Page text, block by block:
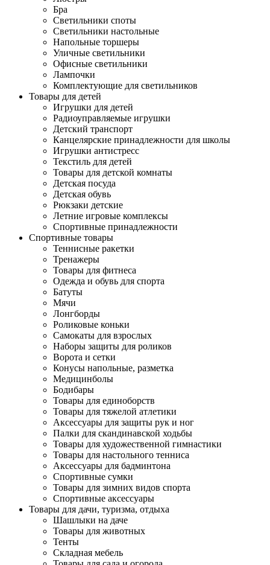
Бра
Светильники споты
Светильники настольные
Напольные торшеры
Уличные светильники
Офисные светильники
Лампочки
Комплектующие для светильников
Товары для детей
Игрушки для детей
Радиоуправляемые игрушки
Детский транспорт
Канцелярские принадлежности для школы
Игрушки антистресс
Текстиль для детей
Товары для детской комнаты
Детская посуда
Детская обувь
Рюкзаки детские
Летние игровые комплексы
Спортивные принадлежности
Спортивные товары
Теннисные ракетки
Тренажеры
Товары для фитнеса
Одежда и обувь для спорта
Батуты
Мячи
Лонгборды
Роликовые коньки
Самокаты для взрослых
Наборы защиты для роликов
Ворота и сетки
Конусы напольные, разметка
Медицинболы
Бодибары
Товары для единоборств
Товары для тяжелой атлетики
Аксессуары для защиты рук и ног
Палки для скандинавской ходьбы
Товары для художественной гимнастики
Товары для настольного тенниса
Аксессуары для бадминтона
Спортивные сумки
Товары для зимних видов спорта
Спортивные аксессуары
Товары для дачи, туризма, отдыха
Шашлыки на даче
Товары для животных
Тенты
Складная мебель